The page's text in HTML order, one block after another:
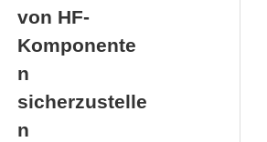
von HF-
Komponente
n
sicherzustelle
n